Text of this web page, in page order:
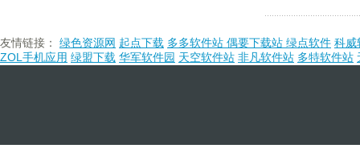
友情链接： 绿色资源网 起点下载 多多软件站 偶要下载站 绿点软件 科威
ZOL手机应用 绿盟下载 华军软件园 天空软件站 非凡软件站 多特软件站